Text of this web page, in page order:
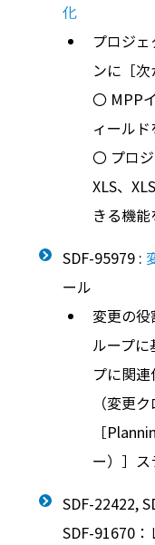
化
プロジ
ンに［
〇 MPP
ィール
〇 プロ
XLS、
きる機
SDF-95979 :
ール
変更の
ループ
プに関
（変更
［
ー）］ス
SDF-22422,
SDF-91670